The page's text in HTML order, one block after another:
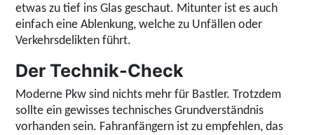
etwas zu tief ins Glas geschaut. Mitunter ist es auch
einfach eine Ablenkung, welche zu Unfällen oder
Verkehrsdelikten führt.
Der Technik-Check
Moderne Pkw sind nichts mehr für Bastler. Trotzdem
sollte ein gewisses technisches Grundverständnis
vorhanden sein. Fahranfängern ist zu empfehlen, das